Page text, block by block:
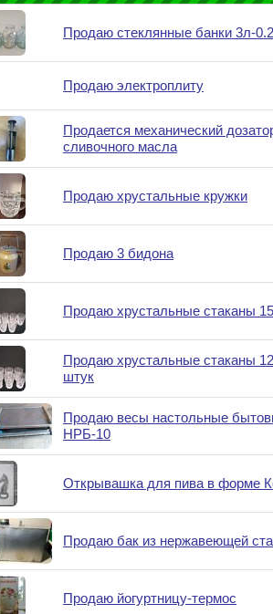
Продаю стеклянные банки 3л-
Продаю электроплиту
Продается механический
сливочного масла
Продаю хрустальные кружки
Продаю 3 бидона
Продаю хрустальные стаканы
Продаю хрустальные стаканы
штук
Продаю весы настольные
НРБ-10
Открывашка для пива в форме
Продаю бак из нержавеющей
Продаю йогуртницу-термос